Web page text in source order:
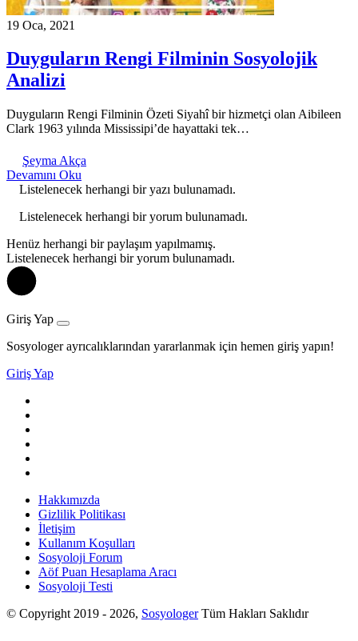
19 Oca, 2021
Duyguların Rengi Filminin Sosyolojik
Analizi
Duyguların Rengi Filminin Özeti Siyahî bir hizmetçi olan Aibileen
Clark 1963 yılında Mississipi’de hayattaki tek…
Şeyma Akça
Devamını Oku
Listelenecek herhangi bir yazı bulunamadı.
Listelenecek herhangi bir yorum bulunamadı.
Henüz herhangi bir paylaşım yapılmamış.
Listelenecek herhangi bir yorum bulunamadı.
Giriş Yap
Sosyologer ayrıcalıklarından yararlanmak için hemen giriş yapın!
Giriş Yap
Hakkımızda
Gizlilik Politikası
İletişim
Kullanım Koşulları
Sosyoloji Forum
Aöf Puan Hesaplama Aracı
Sosyoloji Testi
© Copyright 2019 - 2026, SosyologerTüm Hakları Saklıdır